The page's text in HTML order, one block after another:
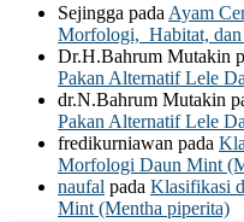
Sejingga pada Ayam
Morfologi, Habitat, dan
Dr.H.Bahrum Mutakin
Pakan Alternatif Lele
dr.N.Bahrum Mutakin
Pakan Alternatif Lele
fredikurniawan pada
Morfologi Daun Mint
naufal pada Klasifikasi
Mint (Mentha piperita)